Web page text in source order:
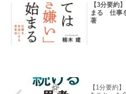
【3分要約
まる 仕事
著
【1分要約